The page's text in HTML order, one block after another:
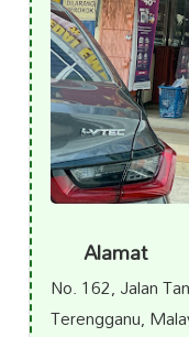
Alamat
No. 162, Jalan
Terengganu,